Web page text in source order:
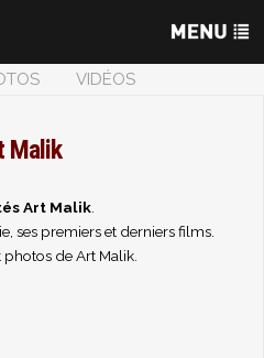
VIDÉOS
Malik
Art Malik.
ses premiers et derniers films.
photos de Art Malik.